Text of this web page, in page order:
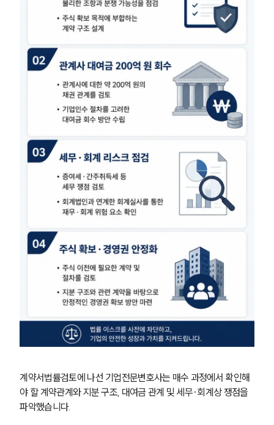
계약서법률검토에 나선 기업전문변호사는 매수 과정에서 확인해
야 할 계약관계와 지분 구조, 대여금 관계 및 세무·회계상 쟁점을
파악했습니다.